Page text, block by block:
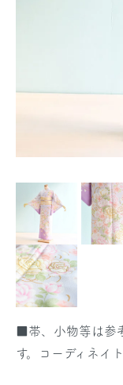
■帯、小物等は参
す。コーディネイ